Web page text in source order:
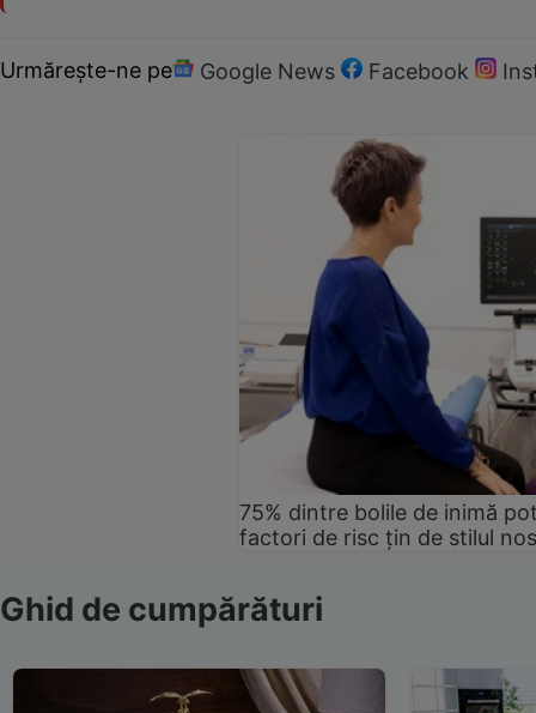
Urmărește-ne pe Google News Facebook
75% dintre bolile de inimă
factori de risc țin de stilul
Ghid de cumpărături